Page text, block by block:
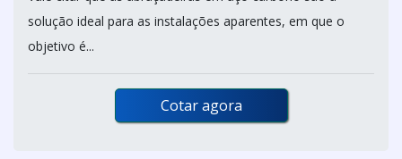
solução ideal para as instalações aparentes, em que o
objetivo é...
Cotar agora